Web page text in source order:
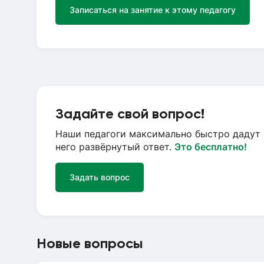
Записаться на занятие к этому педагогу
Задайте свой вопрос!
Наши педагоги максимально быстро дадут
него развёрнутый ответ. Это бесплатно!
Задать вопрос
Новые вопросы